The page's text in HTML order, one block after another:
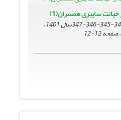
سایبری همسران(1)
دوره 31، فروردین تا تیرماه344-345-346-347سال 1401 ،
12-12